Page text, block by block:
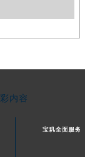
（需提前预约）
山东省济南市历下区经十路11111号华润中心写字楼（万象城）15层1508室宝玑售后服务中心（需提前预约）
心（需提前预约）
（需提前预约）
心（需提前预约）
内容
宝玑全面服务